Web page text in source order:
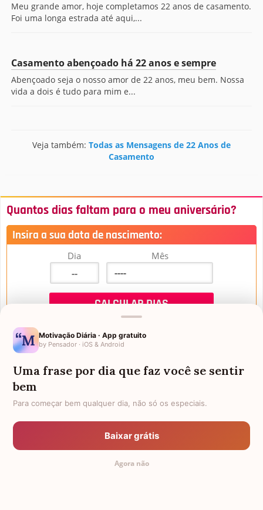
Meu grande amor, hoje completamos 22 anos de casamento.
Foi uma longa estrada até aqui,...
Casamento abençoado há 22 anos e sempre
Abençoado seja o nosso amor de 22 anos, meu bem. Nossa
vida a dois é tudo para mim e...
Veja também: Todas as Mensagens de 22 Anos de
Casamento
Quantos dias faltam para o meu aniversário?
Insira a sua data de nascimento:
Dia Mês
Mensagens de Aniversário
FALTAM 3 DIAS PARA O MEU
ANIVERSÁRIO
Motivação Diária · App gratuito
by Pensador · iOS & Android
Uma frase por dia que faz você se sentir
bem
Para começar bem qualquer dia, não só os especiais.
Baixar grátis
Agora não